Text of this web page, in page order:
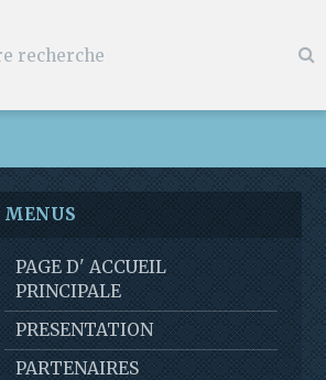
MENUS
PAGE D' ACCUEIL
PRINCIPALE
PRESENTATION
PARTENAIRES